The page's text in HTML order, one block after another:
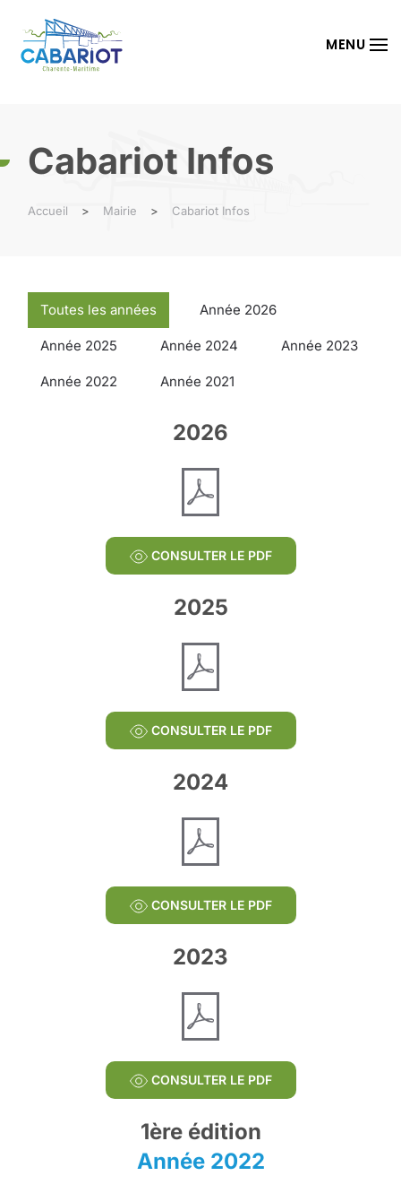
Passer au contenu principal MENU
Cabariot Infos
Accueil Mairie Cabariot Infos
Toutes les années Année 2026
Année 2025 Année 2024 Année 2023
Année 2022 Année 2021
2026
CONSULTER LE PDF
2025
CONSULTER LE PDF
2024
CONSULTER LE PDF
2023
CONSULTER LE PDF
1ère édition
Année 2022